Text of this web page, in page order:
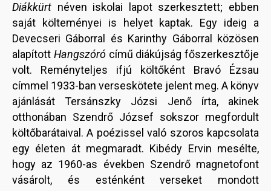
Diákkürt néven iskolai lapot szerkesztett; ebben
saját költeményei is helyet kaptak. Egy ideig a
Devecseri Gáborral és Karinthy Gáborral közösen
alapított Hangszórócímű diákújság főszerkesztője
volt. Reményteljes ifjú költőként Bravó Ézsau
címmel 1933-ban verseskötete jelent meg. A könyv
ajánlását Tersánszky Józsi Jenő írta, akinek
otthonában Szendrő József sokszor megfordult
költőbarátaival. A poézissel való szoros kapcsolata
egy életen át megmaradt. Kibédy Ervin mesélte,
hogy az 1960-as években Szendrő magnetofont
vásárolt, és esténként verseket mondott